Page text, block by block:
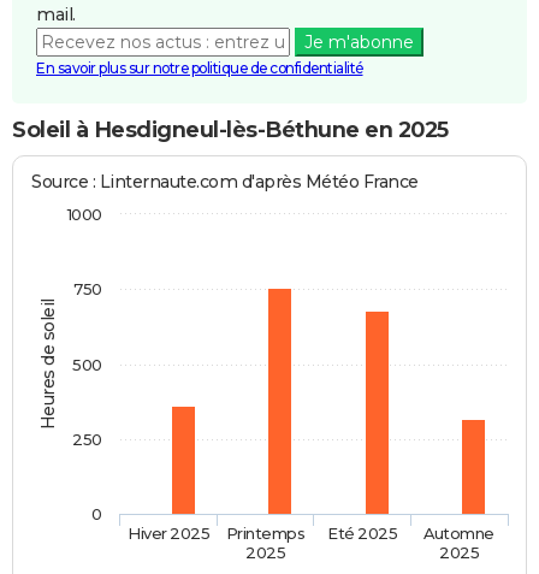
mail.
Je m'abonne
En savoir plus sur notre politique de confidentialité
Soleil à Hesdigneul-lès-Béthune en 2025
Heures de soleil
Source : Linternaute.com d'après Météo France
Hiver 2025
Printemps
2025
Eté 2025
Automne
2025
0
250
500
750
1000